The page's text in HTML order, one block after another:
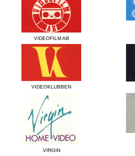
VIDEOFILM AB
VIDEOKLUBBEN
VIRGIN